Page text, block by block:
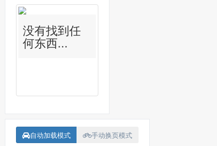
没有找到任
何东西...
自动加载模式 手动换页模式